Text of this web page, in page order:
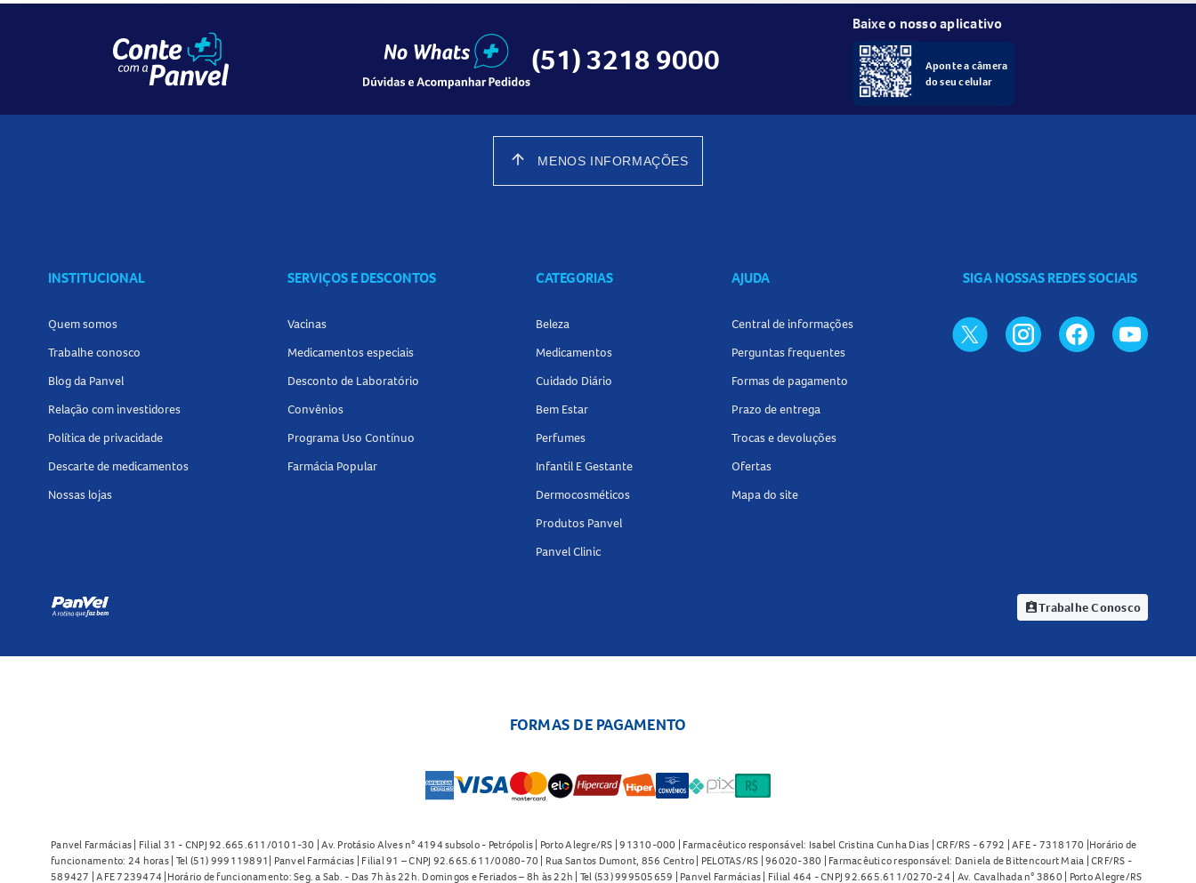
(51) 3218 9000
Baixe o nosso aplicativo
Aponte a câmera
do seu celular
arrow_upward MENOS INFORMAÇÕES
INSTITUCIONAL
Quem somos
Trabalhe conosco
Blog da Panvel
Relação com investidores
Política de privacidade
Descarte de medicamentos
Nossas lojas
SERVIÇOS E DESCONTOS
Vacinas
Medicamentos especiais
Desconto de Laboratório
Convênios
Programa Uso Contínuo
Farmácia Popular
CATEGORIAS
Beleza
Medicamentos
Cuidado Diário
Bem Estar
Perfumes
Infantil E Gestante
Dermocosméticos
Produtos Panvel
Panvel Clinic
AJUDA
Central de informações
Perguntas frequentes
Formas de pagamento
Prazo de entrega
Trocas e devoluções
Ofertas
Mapa do site
SIGA NOSSAS REDES SOCIAIS
assignment_indTrabalhe Conosco
FORMAS DE PAGAMENTO
Panvel Farmácias | Filial 31 - CNPJ 92.665.611/0101-30 | Av. Protásio Alves n° 4194 subsolo - Petrópolis | Porto Alegre/RS | 91310-000 | Farmacêutico responsável: Isabel Cristina Cunha Dias | CRF/RS - 6792 | AFE - 7318170 |Horário de
funcionamento: 24 horas | Tel (51) 999119891| Panvel Farmácias | Filial 91 – CNPJ 92.665.611/0080-70 | Rua Santos Dumont, 856 Centro | PELOTAS/RS | 96020-380 | Farmacêutico responsável: Daniela de Bittencourt Maia | CRF/RS -
589427 | AFE 7239474 |Horário de funcionamento: Seg. a Sab. - Das 7h às 22h. Domingos e Feriados – 8h às 22h | Tel (53) 999505659 | Panvel Farmácias | Filial 464 - CNPJ 92.665.611/0270-24 | Av. Cavalhada n° 3860 | Porto Alegre/RS